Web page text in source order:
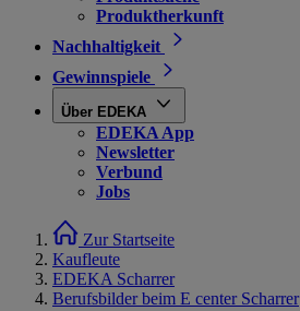
Produktherkunft
Nachhaltigkeit
Gewinnspiele
Über EDEKA
EDEKA App
Newsletter
Verbund
Jobs
Zur Startseite
Kaufleute
EDEKA Scharrer
Berufsbilder beim E center Scharrer